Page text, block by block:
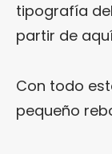
tipografía
partir de
Con todo
pequeño